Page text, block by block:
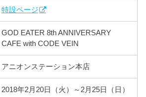
特設ページ
GOD EATER 8th ANNIVERSARY
CAFE with CODE VEIN
アニオンステーション本店
2018年2月20日（火）～2月25日（日）